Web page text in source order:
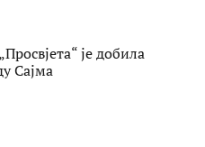
је добила
Сајма